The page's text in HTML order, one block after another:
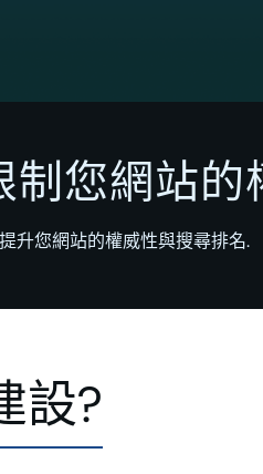
您網站的
升您網站的權威性與搜尋排名.
設?